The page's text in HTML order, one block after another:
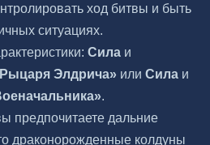
ход битвы и быть
ситуациях.
Сила и
Элдрича» или Сила и
.
предпочитаете дальние
драконорожденные колдуны